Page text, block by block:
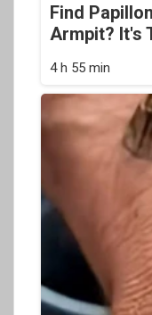
Find
Armpit? It's
4 h 55 min